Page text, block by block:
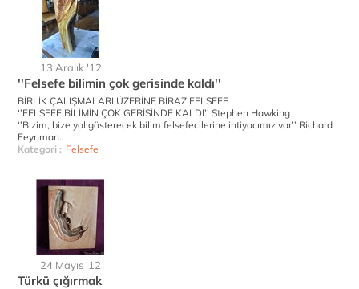
13 Aralık '12
''Felsefe bilimin çok gerisinde kaldı''
BİRLİK ÇALIŞMALARI ÜZERİNE BİRAZ FELSEFE
‘’FELSEFE BİLİMİN ÇOK GERİSİNDE KALDI’’ Stephen Hawking
‘’Bizim, bize yol gösterecek bilim felsefecilerine ihtiyacımız var’’ Richard
Feynman..
Kategori : Felsefe
24 Mayıs '12
Türkü çığırmak